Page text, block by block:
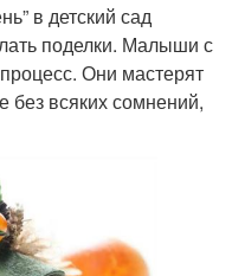
в детский сад
поделки. Малыши с
Они мастерят
без всяких сомнений,